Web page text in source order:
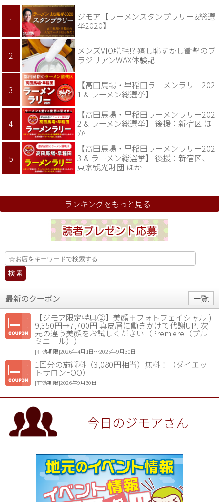
ジモア【ラーメンスタンプラリー&総選
挙2020】
メンズVIO脱毛!? 嬉し恥ずかし衝撃のブ
ラジリアンWAX体験記
【高田馬場・早稲田ラーメンラリー202
1 & ラーメン総選挙】
【高田馬場・早稲田ラーメンラリー202
2 & ラーメン総選挙】 後援：新宿区 ほ
か
【高田馬場・早稲田ラーメンラリー202
3 & ラーメン総選挙】 後援：新宿区、
東京観光財団 ほか
ランキングをもっと見る
最新のクーポン
一覧
【ジモア限定特典②】美顔＋フォトフェイシャル )
9,350円→7,700円 真皮層に働きかけて代謝UP! 次
元の違う美顔をお試しください（Premiere（プル
ミエール））
[有効期限]2026年4月1日〜2026年9月30日
1回分の施術料（3,080円相当）無料！（ダイエッ
トサロンFOO）
[有効期限]2026年9月30日
値段提示後「ジモア見た」で更に買い取り金額 U
P！※チケットと新品商品は除く（大黒屋 高田馬場
駅前店）
[有効期限]2026年9月30日
★ジモア限定特典★ お会計より全品5％OFF（ナチ
ュラル＆ハンドメイドショップ［マキマキ］）
[有効期限]2026年9月30日まで
【ジモア限定①】初回割引 特価 VIO脱毛11,000円
⇒8,800円（メンズ専門ワックス脱毛サロン Mickle
（ミックル））
[有効期限]2026年9月30日
今日のジモアさん